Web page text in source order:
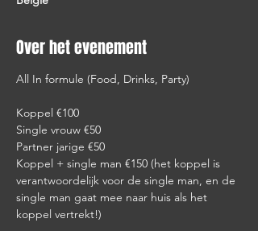
Over het evenement
All In formule (Food, Drinks, Party)
Koppel €100
Single vrouw €50
Partner jarige €50
Koppel + single man €150 (het koppel is
verantwoordelijk voor de single man, en de
single man gaat mee naar huis als het
koppel vertrekt!)